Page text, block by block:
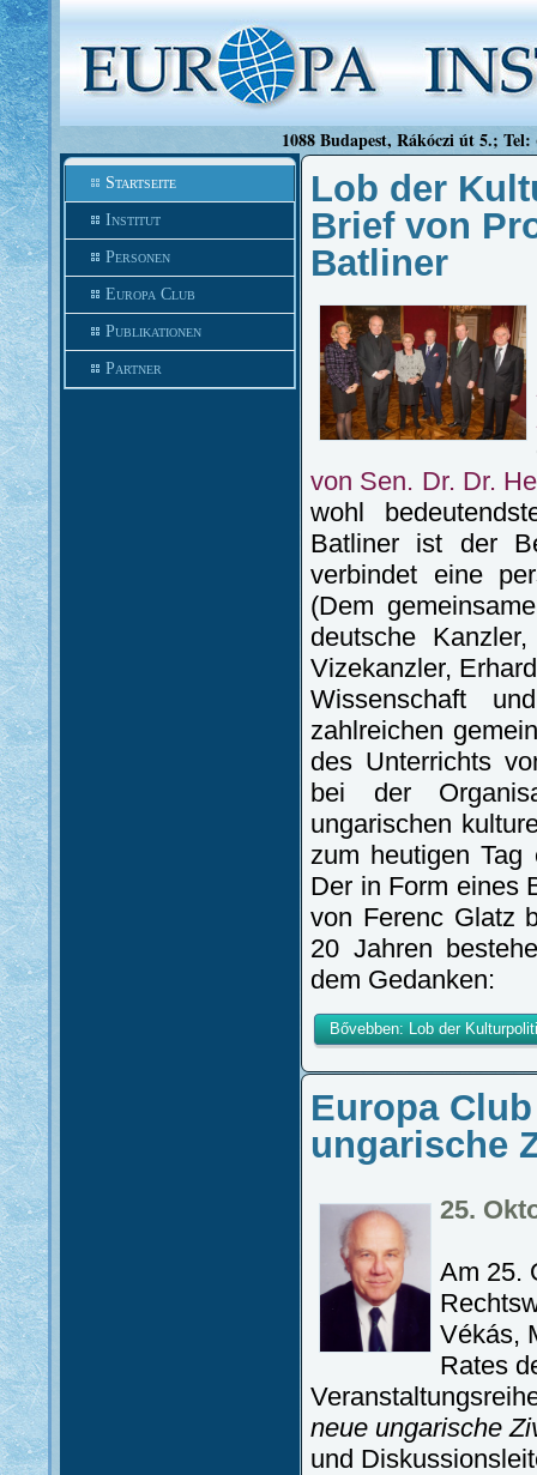
1088 Budapest, Rákóczi út 5.;
Startseite
Institut
Personen
Europa Club
Publikationen
Partner
Lob der
Brief von
Batliner
von Sen. Dr. Dr.
wohl
Batliner ist der
verbindet eine
(Dem
deutsche
Vizekanzler,
Wissenschaft
zahlreichen
des Unterrichts
bei der
ungarischen
zum heutigen Tag
Der in Form eines
von Ferenc Glatz
20 Jahren
dem Gedanken:
Bővebben: Lob der
Europa
ungarische
25.
Am 25.
Vékás,
Rates
neue ungarische
und